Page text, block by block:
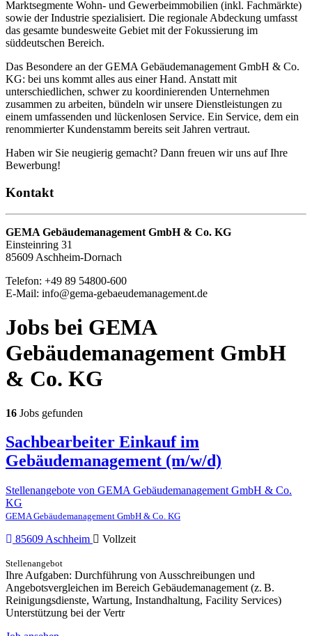
Marktsegmente Wohn- und Gewerbeimmobilien (inkl. Fachmärkte)
sowie der Industrie spezialisiert. Die regionale Abdeckung umfasst
das gesamte bundesweite Gebiet mit der Fokussierung im
süddeutschen Bereich.
Das Besondere an der GEMA Gebäudemanagement GmbH & Co.
KG: bei uns kommt alles aus einer Hand. Anstatt mit
unterschiedlichen, schwer zu koordinierenden Unternehmen
zusammen zu arbeiten, bündeln wir unsere Dienstleistungen zu
einem umfassenden und lückenlosen Service. Ein Service, dem ein
renommierter Kundenstamm bereits seit Jahren vertraut.
Haben wir Sie neugierig gemacht? Dann freuen wir uns auf Ihre
Bewerbung!
Kontakt
GEMA Gebäudemanagement GmbH & Co. KG
Einsteinring 31
85609 Aschheim-Dornach
Telefon: +49 89 54800-600
E-Mail: info@gema-gebaeudemanagement.de
Jobs bei GEMA
Gebäudemanagement GmbH
& Co. KG
16 Jobs gefunden
Sachbearbeiter Einkauf im
Gebäudemanagement (m/w/d)
Stellenangebote von GEMA Gebäudemanagement GmbH & Co.
KG
GEMA Gebäudemanagement GmbH & Co. KG
85609 Aschheim Vollzeit
Stellenangebot
Ihre Aufgaben: Durchführung von Ausschreibungen und
Angebotsvergleichen im Bereich Gebäudemanagement (z. B.
Reinigungsdienste, Wartung, Instandhaltung, Facility Services)
Unterstützung bei der Vertr